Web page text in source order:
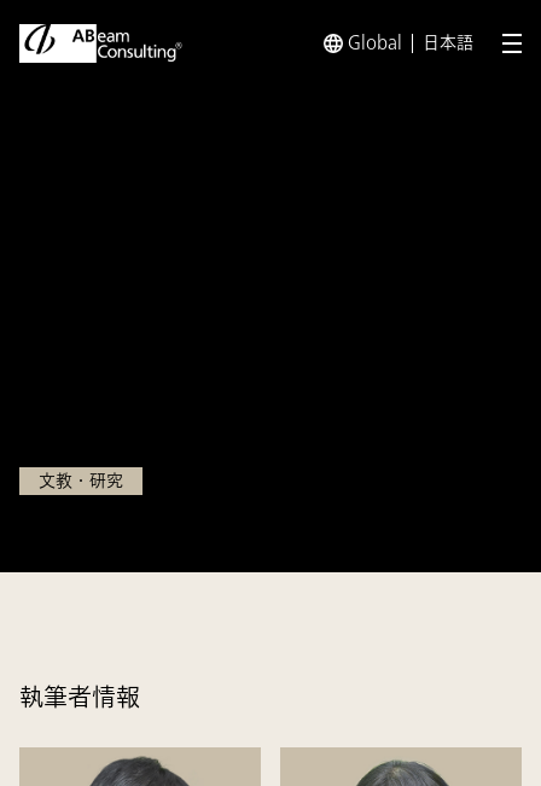
Global 日本語 メ
文教・研究
執筆者情報